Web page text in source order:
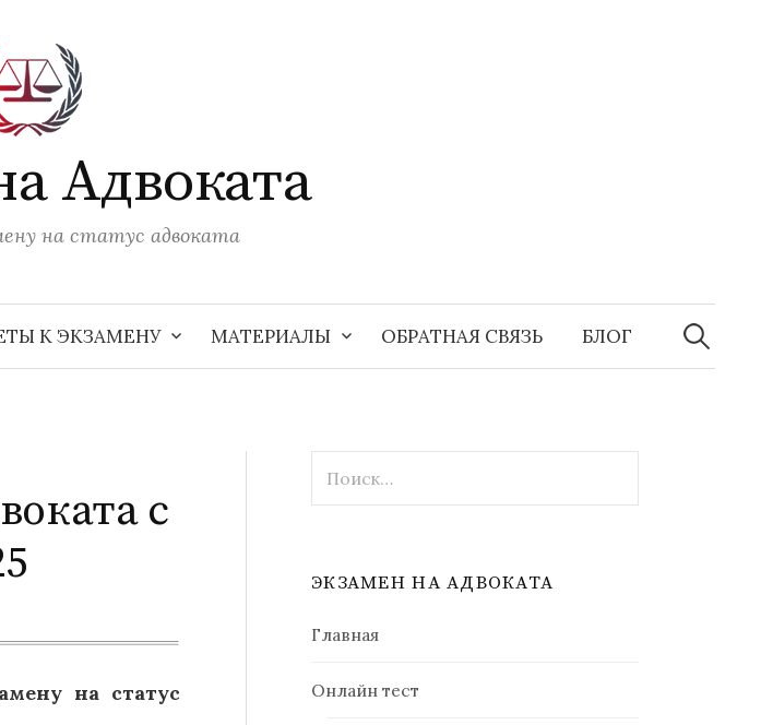
Адвоката
на статус адвоката
К ЭКЗАМЕНУ МАТЕРИАЛЫ ОБРАТНАЯ СВЯЗЬ БЛОГ
Найти:
с
на статус
ЭКЗАМЕН НА АДВОКАТА
Главная
Онлайн тест